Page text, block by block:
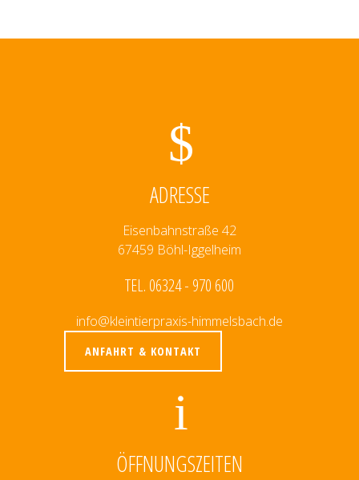
ADRESSE
Eisenbahnstraße 42
67459 Böhl-Iggelheim
TEL. 06324 - 970 600
info@kleintierpraxis-himmelsbach.de
ANFAHRT & KONTAKT
ÖFFNUNGSZEITEN